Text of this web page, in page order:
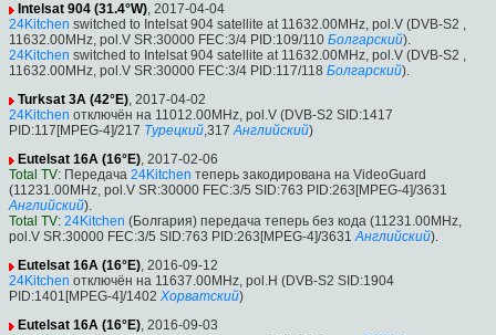
Intelsat 904 (31.4°W), 2017-04-04
24Kitchen switched to Intelsat 904 satellite at 11632.00MHz, pol.V (DVB-S2 ,
11632.00MHz, pol.V SR:30000 FEC:3/4 PID:109/110 Болгарский).
24Kitchen switched to Intelsat 904 satellite at 11632.00MHz, pol.V (DVB-S2 ,
11632.00MHz, pol.V SR:30000 FEC:3/4 PID:117/118 Болгарский).
Turksat 3A (42°E), 2017-04-02
24Kitchen отключён на 11012.00MHz, pol.V (DVB-S2 SID:1417
PID:117[MPEG-4]/217 Турецкий,317 Английский)
Eutelsat 16A (16°E), 2017-02-06
Total TV: Передача 24Kitchen теперь закодирована на VideoGuard
(11231.00MHz, pol.V SR:30000 FEC:3/5 SID:763 PID:263[MPEG-4]/3631
Английский).
Total TV: 24Kitchen (Болгария) передача теперь без кода (11231.00MHz,
pol.V SR:30000 FEC:3/5 SID:763 PID:263[MPEG-4]/3631 Английский).
Eutelsat 16A (16°E), 2016-09-12
24Kitchen отключён на 11637.00MHz, pol.H (DVB-S2 SID:1904
PID:1401[MPEG-4]/1402 Хорватский)
Eutelsat 16A (16°E), 2016-09-03